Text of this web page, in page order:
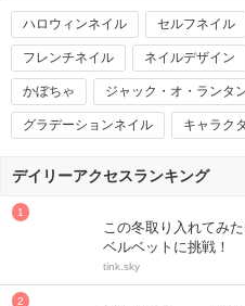
ハロウィンネイル セルフネイル
フレンチネイル ネイルデザイン
かぼちゃ ジャック・オ・ランタ
グラデーションネイル キャラク
デイリーアクセスランキング
この冬取り入れてみ
ベルベットに挑戦！
tink.sky